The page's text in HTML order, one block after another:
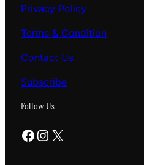
Privacy Policy
Terms & Condition
Contact Us
Subscribe
Follow Us
Facebook Instagram X